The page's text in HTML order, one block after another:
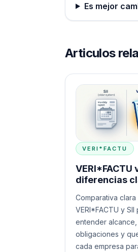
Es mejor
Articulos
VERI*FACTU
VERI*FACTU
diferencias
Comparativa clara
VERI*FACTU y SII
entender alcance,
obligaciones y
cada empresa